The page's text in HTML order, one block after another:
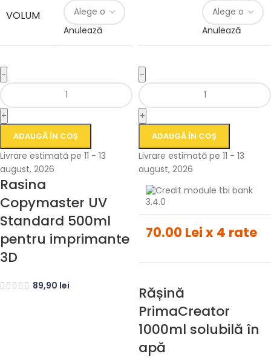
VOLUM
Anulează
-
+
ADAUGĂ ÎN COȘ
Livrare estimată pe 11 - 13
august, 2026
Rasina
Copymaster UV
Standard 500ml
pentru imprimante
3D
89,90 lei
Anulează
-
+
ADAUGĂ ÎN COȘ
Livrare estimată pe 11 - 13
august, 2026
70.00 Lei x 4 rate
Rășină
PrimaCreator
1000ml solubilă în
apă